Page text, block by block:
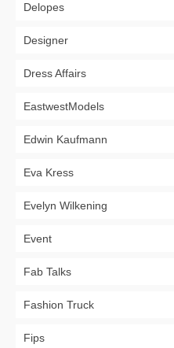
Delopes
Designer
Dress Affairs
EastwestModels
Edwin Kaufmann
Eva Kress
Evelyn Wilkening
Event
Fab Talks
Fashion Truck
Fips